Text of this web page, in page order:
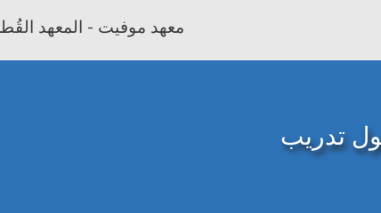
معهد موفيت - المعهد
تدريب